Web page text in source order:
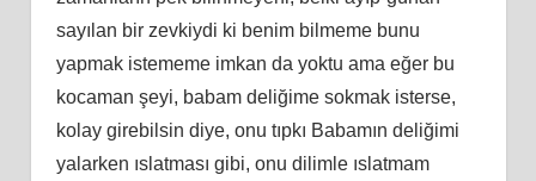
sayılan bir zevkiydi ki benim bilmeme bunu
yapmak istememe imkan da yoktu ama eğer bu
kocaman şeyi, babam deliğime sokmak isterse,
kolay girebilsin diye, onu tıpkı Babamın deliğimi
yalarken ıslatması gibi, onu dilimle ıslatmam